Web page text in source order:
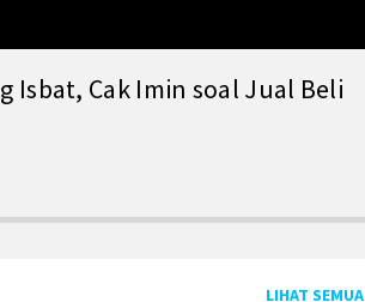
Isbat, Cak Imin soal Jual Beli
LIHAT SEMUA